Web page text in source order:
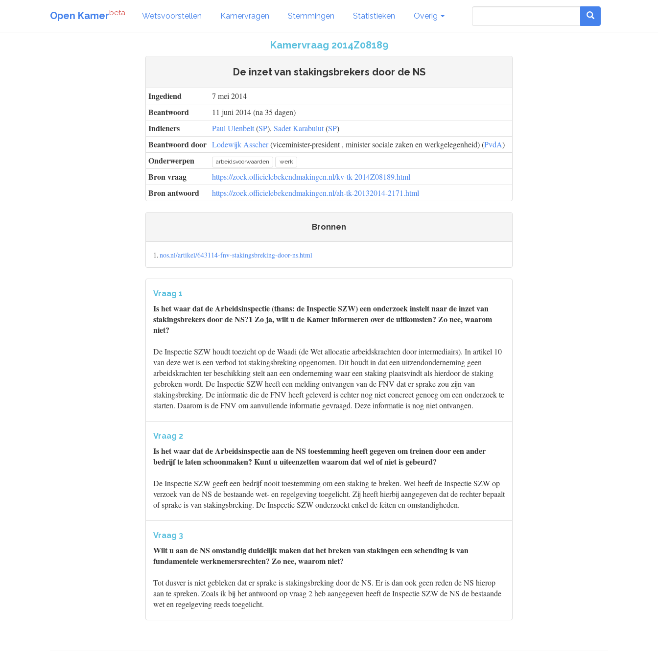
Open Kamerbeta Wetsvoorstellen Kamervragen Stemmingen Statistieken Overig
Kamervraag 2014Z08189
De inzet van stakingsbrekers door de NS
Ingediend 7 mei 2014
Beantwoord 11 juni 2014 (na 35 dagen)
Indieners Paul Ulenbelt(SP), Sadet Karabulut(SP)
Beantwoord door Lodewijk Asscher(viceminister-president , minister sociale zaken en werkgelegenheid) (PvdA)
Onderwerpen arbeidsvoorwaarden werk
Bron vraag https://zoek.officielebekendmakingen.nl/kv-tk-2014Z08189.html
Bron antwoord https://zoek.officielebekendmakingen.nl/ah-tk-20132014-2171.html
Bronnen
1.nos.nl/artikel/643114-fnv-stakingsbreking-door-ns.html
Vraag 1
Is het waar dat de Arbeidsinspectie (thans: de Inspectie SZW) een onderzoek instelt naar de inzet van
stakingsbrekers door de NS?1 Zo ja, wilt u de Kamer informeren over de uitkomsten? Zo nee, waarom
niet?
De Inspectie SZW houdt toezicht op de Waadi (de Wet allocatie arbeidskrachten door intermediairs). In artikel 10
van deze wet is een verbod tot stakingsbreking opgenomen. Dit houdt in dat een uitzendonderneming geen
arbeidskrachten ter beschikking stelt aan een onderneming waar een staking plaatsvindt als hierdoor de staking
gebroken wordt. De Inspectie SZW heeft een melding ontvangen van de FNV dat er sprake zou zijn van
stakingsbreking. De informatie die de FNV heeft geleverd is echter nog niet concreet genoeg om een onderzoek te
starten. Daarom is de FNV om aanvullende informatie gevraagd. Deze informatie is nog niet ontvangen.
Vraag 2
Is het waar dat de Arbeidsinspectie aan de NS toestemming heeft gegeven om treinen door een ander
bedrijf te laten schoonmaken? Kunt u uiteenzetten waarom dat wel of niet is gebeurd?
De Inspectie SZW geeft een bedrijf nooit toestemming om een staking te breken. Wel heeft de Inspectie SZW op
verzoek van de NS de bestaande wet- en regelgeving toegelicht. Zij heeft hierbij aangegeven dat de rechter bepaalt
of sprake is van stakingsbreking. De Inspectie SZW onderzoekt enkel de feiten en omstandigheden.
Vraag 3
Wilt u aan de NS omstandig duidelijk maken dat het breken van stakingen een schending is van
fundamentele werknemersrechten? Zo nee, waarom niet?
Tot dusver is niet gebleken dat er sprake is stakingsbreking door de NS. Er is dan ook geen reden de NS hierop
aan te spreken. Zoals ik bij het antwoord op vraag 2 heb aangegeven heeft de Inspectie SZW de NS de bestaande
wet en regelgeving reeds toegelicht.